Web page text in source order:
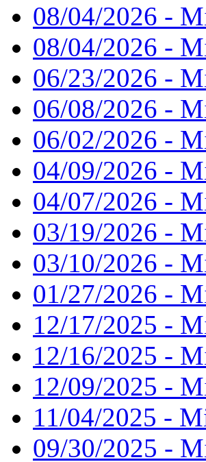
08/04/2026 -
08/04/2026 -
06/23/2026 -
06/08/2026 -
06/02/2026 -
04/09/2026 -
04/07/2026 -
03/19/2026 -
03/10/2026 -
01/27/2026 -
12/17/2025 -
12/16/2025 -
12/09/2025 -
11/04/2025 -
09/30/2025 -